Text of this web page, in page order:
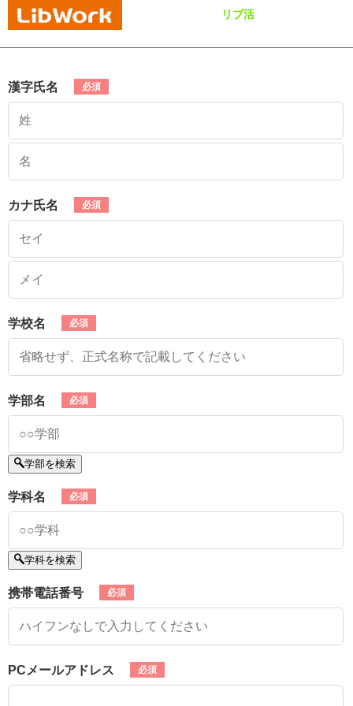
リブ活
漢字氏名
カナ氏名
学校名
学部名
学部を検索
学科名
学科を検索
携帯電話番号
PCメールアドレス